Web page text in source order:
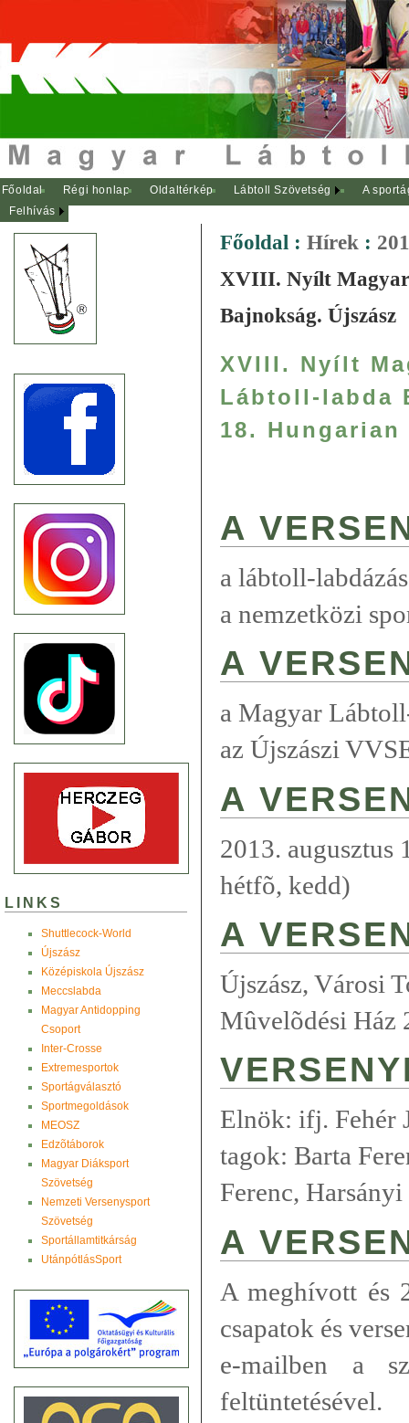
Főoldal Régi honlap Oldaltérkép Lábtoll Szövetség
A
Felhívás
LINKS
Shuttlecock-World
Újszász
Középiskola Újszász
Meccslabda
Magyar Antidopping
Csoport
Inter-Crosse
Extremesportok
Sportágválasztó
Sportmegoldások
MEOSZ
Edzõtáborok
Magyar Diáksport
Szövetség
Nemzeti Versenysport
Szövetség
Sportállamtitkárság
UtánpótlásSport
Főoldal : Hírek :
XVIII. Nyílt Magyar
Bajnokság. Újszász
XVIII. Nyílt
Lábtoll-labda
18. Hungarian
A
a lábtoll-
a nemzetközi
A
a Magyar
az Újszászi
A
2013. augusztus
hétfõ, kedd)
A
Újszász, Városi
Mûvelõdési Ház
Elnök: ifj. Fehér
tagok: Barta
Ferenc,
A
A meghívott és
csapatok és
e-mailben a
feltüntetésével.